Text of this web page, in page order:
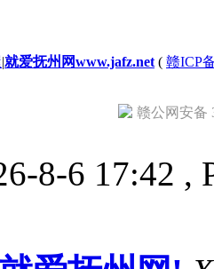
|就爱抚州网www.jafz.net ( 赣ICP
赣公网安备
8-6 17:42 ,